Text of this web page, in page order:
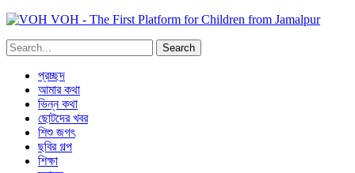
VOH - The First Platform for Children from Jamalpur
প্রচ্ছদ
আমার কথা
ভিন্ন কথা
ছোটদের খবর
শিশু জগৎ
ছবির গল্প
শিক্ষা